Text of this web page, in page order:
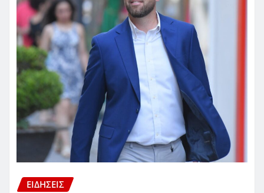
ΕΙΔΗΣΕΙΣ